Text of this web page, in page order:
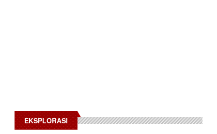
EKSPLORASI